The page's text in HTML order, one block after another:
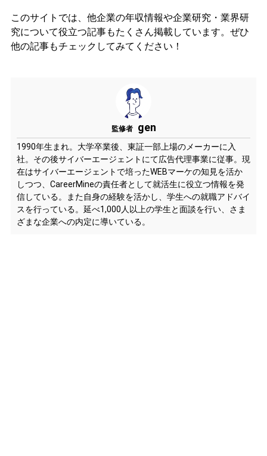
このサイトでは、他企業の年収情報や企業研究・業界研
究について役立つ記事もたくさん掲載しています。ぜひ
他の記事もチェックしてみてください！
監修者 gen
1990年生まれ。大学卒業後、東証一部上場のメーカーに入
社。その後サイバーエージェントにて広告代理事業に従事。現
在はサイバーエージェントで培ったWEBマーケの知見を活か
しつつ、CareerMineの責任者として就活生に役立つ情報を発
信している。また自身の経験を活かし、学生への就職アドバイ
スを行っている。延べ1,000人以上の学生と面談を行い、さま
ざまな企業への内定に導いている。